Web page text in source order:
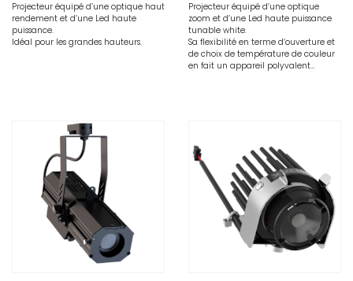
Projecteur équipé d’une optique haut
rendement et d’une Led haute
puissance.
Idéal pour les grandes hauteurs.
Projecteur équipé d’une optique
zoom et d’une Led haute puissance
tunable white.
Sa flexibilité en terme d’ouverture et
de choix de température de couleur
en fait un appareil polyvalent…